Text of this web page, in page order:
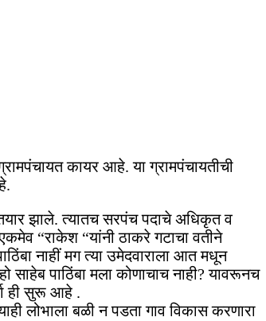
कायर आहे. या ग्रामपंचायतीची
झाले. त्यातच सरपंच पदाचे अधिकृत व
“राकेश “यांनी ठाकरे गटाचा वतीने
नाहीं मग त्या उमेदवाराला आत मधून
पाठिंबा मला कोणाचाच नाही? यावरूनच
ही सुरू आहे .
लोभाला बळी न पडता गाव विकास करणारा